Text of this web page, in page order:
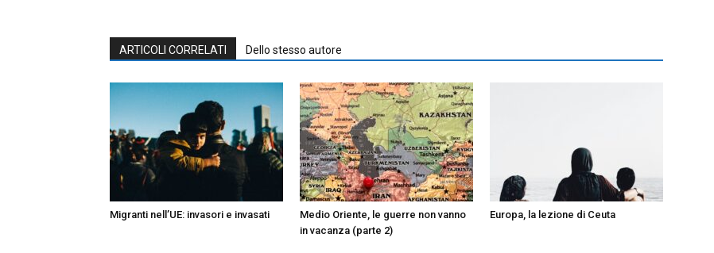
ARTICOLI CORRELATI Dello stesso autore
Migranti nell’UE: invasori e invasati
Medio Oriente, le guerre non vanno
in vacanza (parte 2)
Europa, la lezione di Ceuta